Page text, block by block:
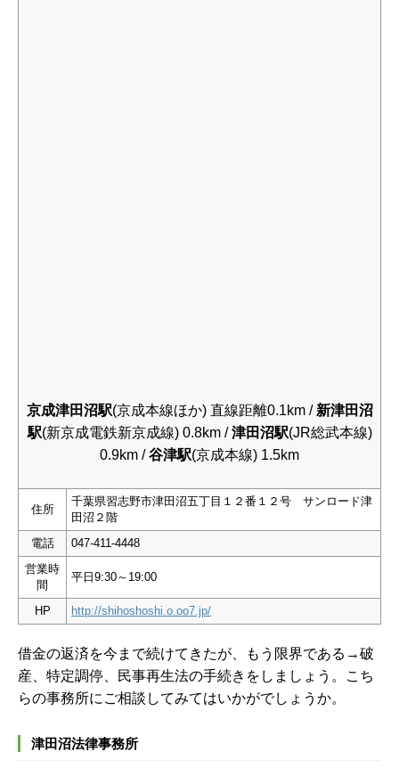
京成津田沼駅(京成本線ほか) 直線距離0.1km / 新津田沼
駅(新京成電鉄新京成線) 0.8km /津田沼駅(JR総武本線)
0.9km /谷津駅(京成本線) 1.5km
住所
千葉県習志野市津田沼五丁目１２番１２号 サンロード津
田沼２階
電話
047-411-4448
営業時
間
平日9:30～19:00
HP http://shihoshoshi.o.oo7.jp/
借金の返済を今まで続けてきたが、もう限界である→破
産、特定調停、民事再生法の手続きをしましょう。こち
らの事務所にご相談してみてはいかがでしょうか。
津田沼法律事務所